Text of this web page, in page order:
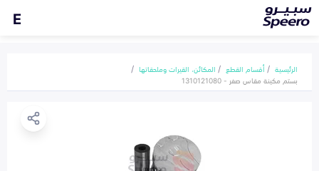
E
الرئيسية أقسام القطع
المكائن، القيرات وملحقاتها
بستم مكينة مقاس صفر - 1310121080